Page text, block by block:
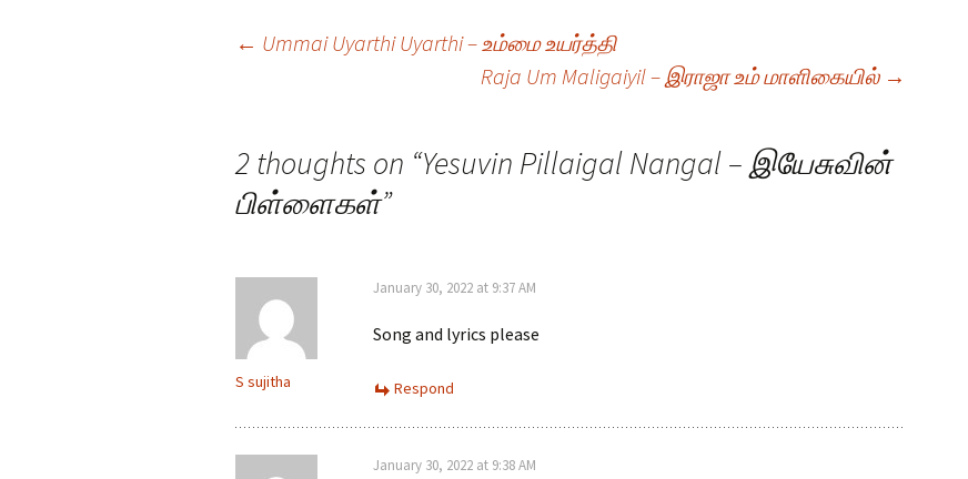
← Ummai Uyarthi Uyarthi – உம்மை உயர்த்தி
Raja Um Maligaiyil – இராஜா உம் மாளிகையில் →
2 thoughts on “Yesuvin Pillaigal Nangal – இயேசுவின்
பிள்ளைகள்”
S sujitha
January 30, 2022 at 9:37 AM
Song and lyrics please
Respond
January 30, 2022 at 9:38 AM